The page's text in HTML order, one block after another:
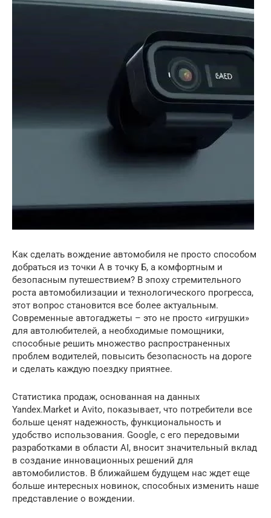
Как сделать вождение автомобиля не просто способом
добраться из точки А в точку Б, а комфортным и
безопасным путешествием? В эпоху стремительного
роста автомобилизации и технологического прогресса,
этот вопрос становится все более актуальным.
Современные автогаджеты – это не просто «игрушки»
для автолюбителей, а необходимые помощники,
способные решить множество распространенных
проблем водителей, повысить безопасность на дороге
и сделать каждую поездку приятнее.
Статистика продаж, основанная на данных
Yandex.Market и Avito, показывает, что потребители все
больше ценят надежность, функциональность и
удобство использования. Google, с его передовыми
разработками в области AI, вносит значительный вклад
в создание инновационных решений для
автомобилистов. В ближайшем будущем нас ждет еще
больше интересных новинок, способных изменить наше
представление о вождении.